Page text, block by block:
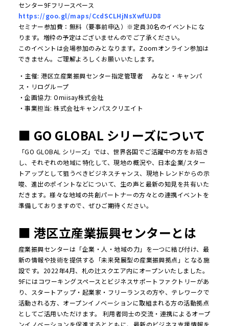
センター9Fフリースペース
https://goo.gl/maps/CcdSCLHjNsXwfUJD8
セミナー参加費：無料（要事前申込）※定員30名のイベントにな
ります。増枠の予定はございませんのでご了承ください。
このイベントは会場参加のみとなります。Zoomオンライン参加は
できません。ご理解よろしくお願いいたします。
・主催: 港区立産業振興センター指定管理者 みなと・キャンパ
ス・リログループ
・企画協力: Omiisay株式会社
・事業担当: 株式会社キャンパスクリエイト
■ GO GLOBAL シリーズについて
「GO GLOBAL シリーズ」では、世界各国でご活躍中の方をお招き
し、それぞれの地域に特化して、現地の概況や、日本企業/スター
トアップとして狙うべきビジネスチャンス、現地トレンドからの示
唆、進出のポイントなどについて、生の声と最新の知見を共有いた
だきます。様々な地域の共創パートナーの方々との連携イベントを
準備しておりますので、ぜひご期待ください。
■ 港区立産業振興センターとは
産業振興センターは「企業・人・地域の力」を一つに結び付け、最
新の情報や技術を提供する「未来発展型の産業振興拠点」となる施
設です。2022年4月、札の辻スクエア内にオープンいたしました。
9Fにはコワーキングスペースとビジネスサポートファクトリーがあ
り、スタートアップ・起業家・フリーランスの方や、テレワークで
活動される方、オープンイノベーションに取組まれる方の活動拠点
としてご活用いただけます。 利用者同士の交流・連携によるオープ